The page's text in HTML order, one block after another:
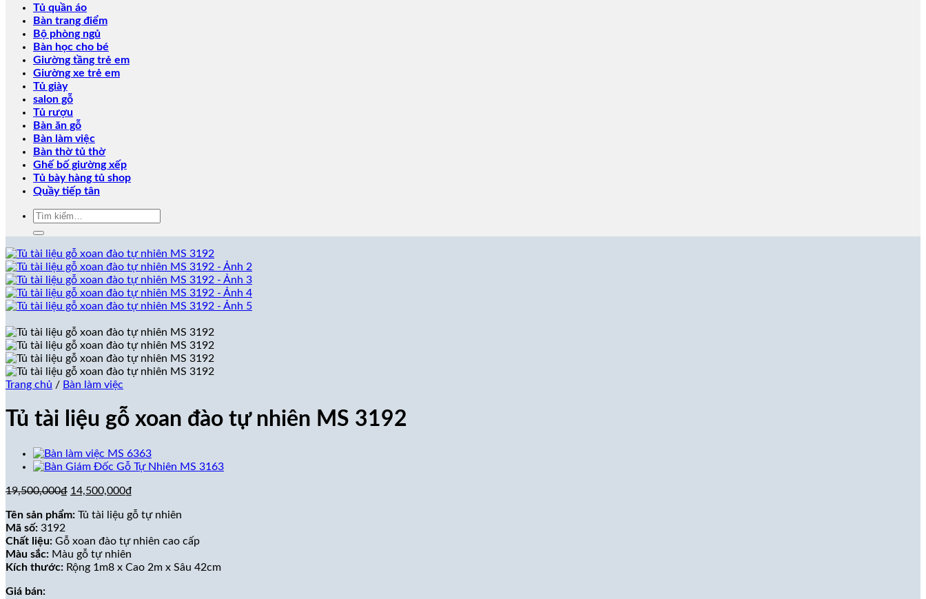
Tủ quần áo
Bàn trang điểm
Bộ phòng ngủ
Bàn học cho bé
Giường tầng trẻ em
Giường xe trẻ em
Tủ giày
salon gỗ
Tủ rượu
Bàn ăn gỗ
Bàn làm việc
Bàn thờ tủ thờ
Ghế bố giường xếp
Tủ bày hàng tủ shop
Quầy tiếp tân
Tìm
Trang chủ / Bàn làm việc
Tủ tài liệu gỗ xoan đào tự nhiên MS 3192
19,500,000₫ Giá
là:
14,500,000₫
tại
14,500,000₫.
Tên sản phẩm: Tủ tài liệu gỗ tự nhiên
Mã số: 3192
Chất liệu: Gỗ xoan đào tự nhiên cao cấp
Màu sắc: Màu gỗ tự nhiên
Kích thước: Rộng 1m8 x Cao 2m x Sâu 42cm
Giá bán: